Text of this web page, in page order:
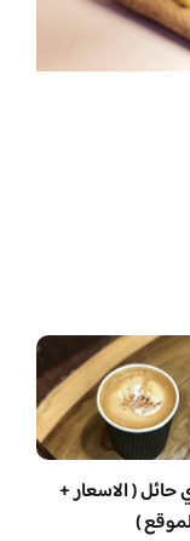
حائل ( الاسعار +
)